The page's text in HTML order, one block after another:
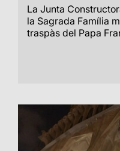
La Junta
la Sagrada Família
traspàs del Papa